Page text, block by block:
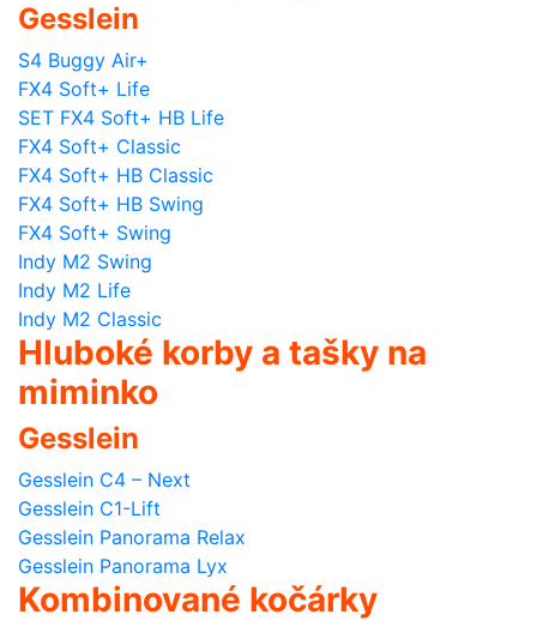
Gesslein
S4 Buggy Air+
FX4 Soft+ Life
SET FX4 Soft+ HB Life
FX4 Soft+ Classic
FX4 Soft+ HB Classic
FX4 Soft+ HB Swing
FX4 Soft+ Swing
Indy M2 Swing
Indy M2 Life
Indy M2 Classic
Hluboké korby a tašky na
miminko
Gesslein
Gesslein C4 – Next
Gesslein C1-Lift
Gesslein Panorama Relax
Gesslein Panorama Lyx
Kombinované kočárky